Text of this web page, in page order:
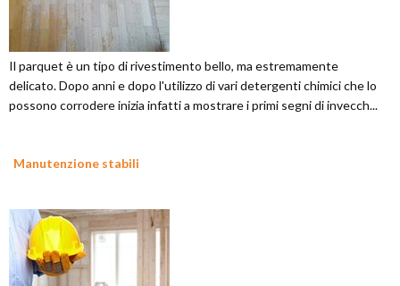
Il parquet è un tipo di rivestimento bello, ma estremamente
delicato. Dopo anni e dopo l'utilizzo di vari detergenti chimici che lo
possono corrodere inizia infatti a mostrare i primi segni di invecch...
Manutenzione stabili